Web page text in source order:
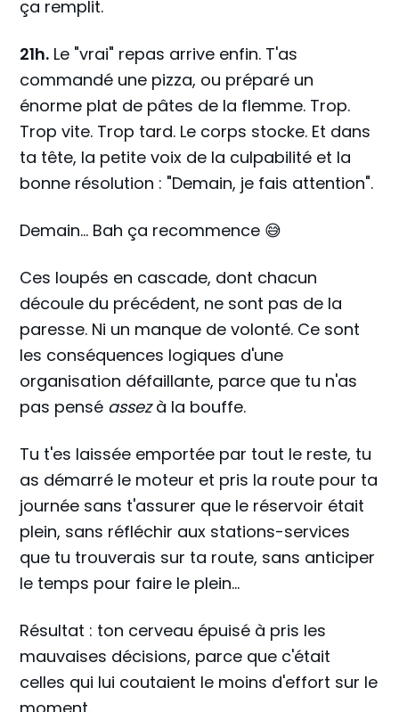
ça remplit.
21h. Le "vrai" repas arrive enfin. T'as
commandé une pizza, ou préparé un
énorme plat de pâtes de la flemme. Trop.
Trop vite. Trop tard. Le corps stocke. Et dans
ta tête, la petite voix de la culpabilité et la
bonne résolution : "Demain, je fais attention".
Demain... Bah ça recommence 😅
Ces loupés en cascade, dont chacun
découle du précédent, ne sont pas de la
paresse. Ni un manque de volonté. Ce sont
les conséquences logiques d'une
organisation défaillante, parce que tu n'as
pas pensé assezà la bouffe.
Tu t'es laissée emportée par tout le reste, tu
as démarré le moteur et pris la route pour ta
journée sans t'assurer que le réservoir était
plein, sans réfléchir aux stations-services
que tu trouverais sur ta route, sans anticiper
le temps pour faire le plein...
Résultat : ton cerveau épuisé à pris les
mauvaises décisions, parce que c'était
celles qui lui coutaient le moins d'effort sur le